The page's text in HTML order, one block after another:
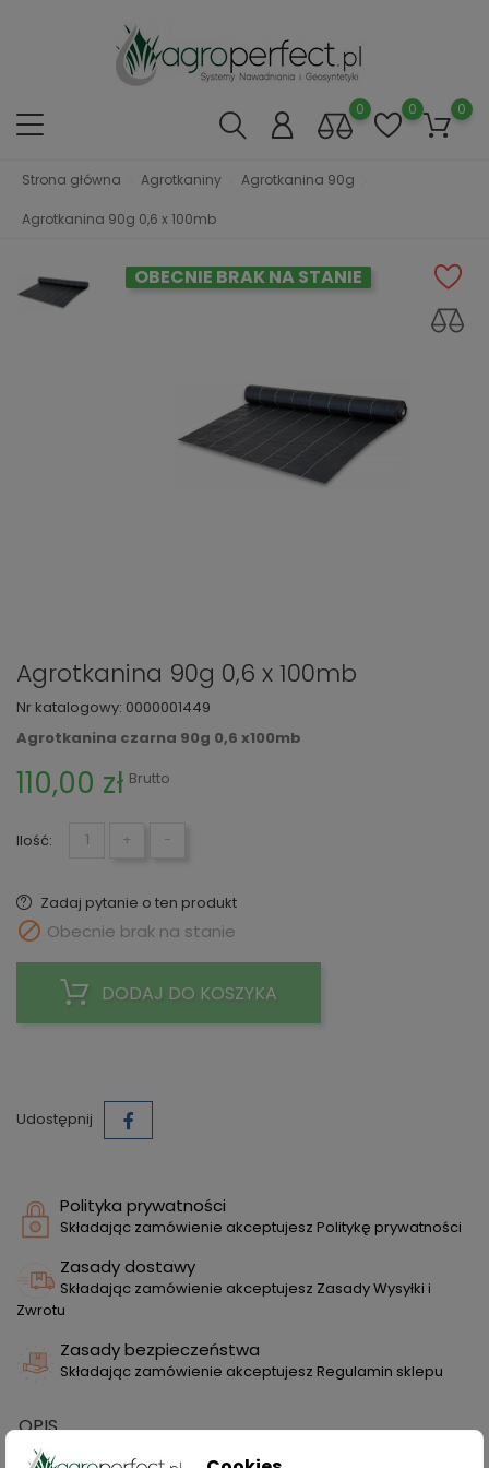
0 0 0
Strona główna Agrotkaniny Agrotkanina 90g
Agrotkanina 90g 0,6 x 100mb
OBECNIE BRAK NA STANIE
Agrotkanina 90g 0,6 x 100mb
Nr katalogowy: 0000001449
Agrotkanina czarna 90g 0,6 x100mb
110,00 zł Brutto
Ilość: + −
Zadaj pytanie o ten produkt
 Obecnie brak na stanie
DODAJ DO KOSZYKA
Udostępnij
Polityka prywatności
Składając zamówienie akceptujesz Politykę prywatności
Zasady dostawy
Składając zamówienie akceptujesz Zasady Wysyłki i
Zwrotu
Zasady bezpieczeństwa
Składając zamówienie akceptujesz Regulamin sklepu
OPIS